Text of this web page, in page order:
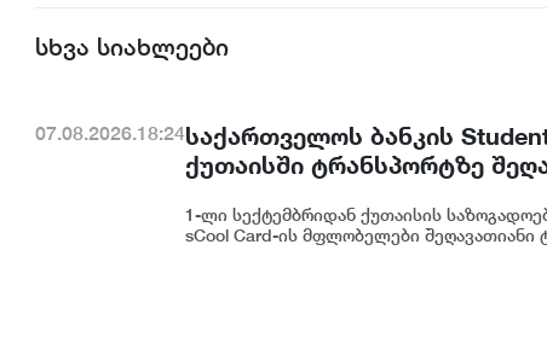
სხვა სიახლეები
07.08.2026.18:24საქართველოს ბანკის
ქუთაისში ტრანსპორტზე
1-ლი სექტემბრიდან ქუთაისის
sCool Card-ის მფლობელები შეღავათიანი